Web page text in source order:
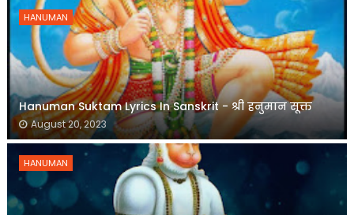
HANUMAN
Hanuman Suktam Lyrics In Sanskrit - श्री हनुमान सूक्त
August 20, 2023
HANUMAN